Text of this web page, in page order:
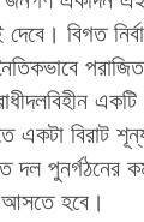
বিগত
একটা বিরাট
পুনর্গঠনের
আসতে হবে।